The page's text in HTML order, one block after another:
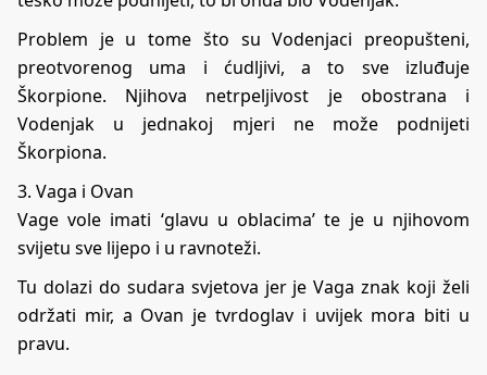
Problem je u tome što su Vodenjaci preopušteni,
preotvorenog uma i ćudljivi, a to sve izluđuje
Škorpione. Njihova netrpeljivost je obostrana i
Vodenjak u jednakoj mjeri ne može podnijeti
Škorpiona.
3. Vaga i Ovan
Vage vole imati ‘glavu u oblacima’ te je u njihovom
svijetu sve lijepo i u ravnoteži.
Tu dolazi do sudara svjetova jer je Vaga znak koji želi
održati mir, a Ovan je tvrdoglav i uvijek mora biti u
pravu.